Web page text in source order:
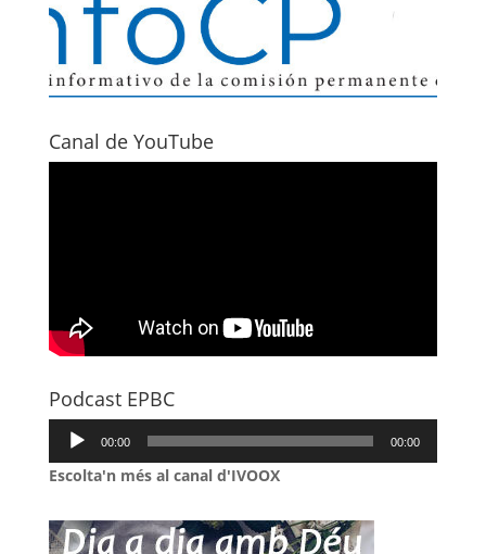
Canal de YouTube
Podcast EPBC
Reproductor
d'àudio
00:00 00:00
Escolta'n més al canal d'IVOOX